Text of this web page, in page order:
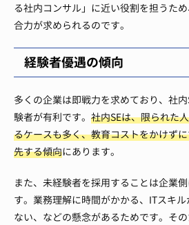
る社内コンサル」に近い役割を担うた
合力が求められるのです。
経験者優遇の傾向
多くの企業は即戦力を求めており、社
験者が有利です。 社内SEは、限られた
るケースも多く、教育コストをかけず
先する傾向にあります。
また、未経験者を採用することは企業
す。業務理解に時間がかかる、ITスキ
ない、などの懸念があるためです。そ